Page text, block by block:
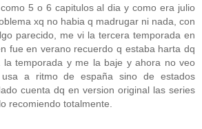
5 o 6 capitulos al dia y como era julio
xq no habia q madrugar ni nada, con
parecido, me vi la tercera temporada en
fue en verano recuerdo q estaba harta dq
la temporada y me la baje y ahora no veo
usa a ritmo de españa sino de estados
cuenta dq en version original las series
recomiendo totalmente.